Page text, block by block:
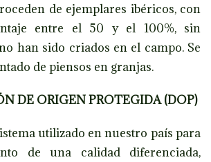
de ejemplares ibéricos, con
entre el 50 y el 100%, sin
han sido criados en el campo. Se
de piensos en granjas.
DE ORIGEN PROTEGIDA (DOP)
utilizado en nuestro país para
de una calidad diferenciada,